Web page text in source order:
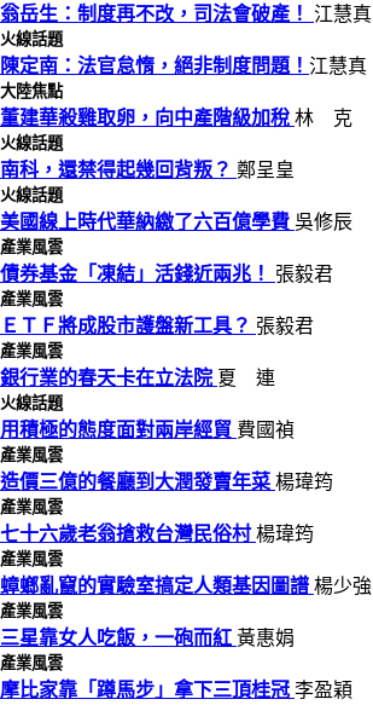
翁岳生：制度再不改，司法會破產！ 江慧真
火線話題
陳定南：法官怠惰，絕非制度問題！ 江慧真
大陸焦點
董建華殺雞取卵，向中產階級加稅 林 克
火線話題
南科，還禁得起幾回背叛？ 鄭呈皇
火線話題
美國線上時代華納繳了六百億學費 吳修辰
產業風雲
債券基金「凍結」活錢近兩兆！ 張毅君
產業風雲
ＥＴＦ將成股市護盤新工具？ 張毅君
產業風雲
銀行業的春天卡在立法院 夏 連
火線話題
用積極的態度面對兩岸經貿 費國禎
產業風雲
造價三億的餐廳到大潤發賣年菜 楊瑋筠
產業風雲
七十六歲老翁搶救台灣民俗村楊瑋筠
產業風雲
蟑螂亂竄的實驗室搞定人類基因圖譜 楊少強
產業風雲
三星靠女人吃飯，一砲而紅 黃惠娟
產業風雲
摩比家靠「蹲馬步」拿下三頂桂冠 李盈穎